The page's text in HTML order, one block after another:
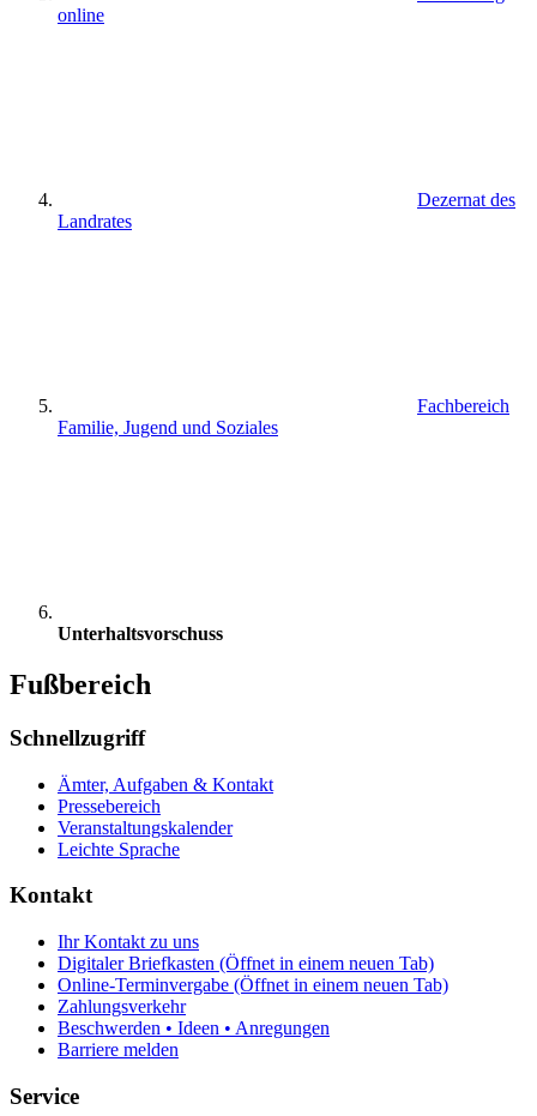
online
Dezernat des
Landrates
Fachbereich
Familie, Jugend und Soziales
Unterhaltsvorschuss
Fußbereich
Schnellzugriff
Ämter, Aufgaben & Kontakt
Pressebereich
Veranstaltungskalender
Leichte Sprache
Kontakt
Ihr Kontakt zu uns
Digitaler Briefkasten (Öffnet in einem neuen Tab)
Online-Terminvergabe (Öffnet in einem neuen Tab)
Zahlungsverkehr
Beschwerden • Ideen • Anregungen
Barriere melden
Service